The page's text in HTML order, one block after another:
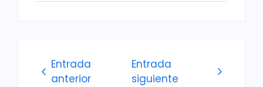
Entrada
anterior
Entrada
siguiente